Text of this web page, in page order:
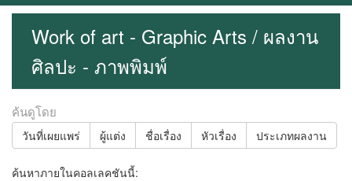
Work of art - Graphic Arts / ผลงาน
ศิลปะ - ภาพพิมพ์
ค้นดูโดย
วันที่เผยแพร่ ผู้แต่ง ชื่อเรื่อง หัวเรื่อง ประเภทผลงาน
ค้นหาภายในคอลเลคชันนี้: